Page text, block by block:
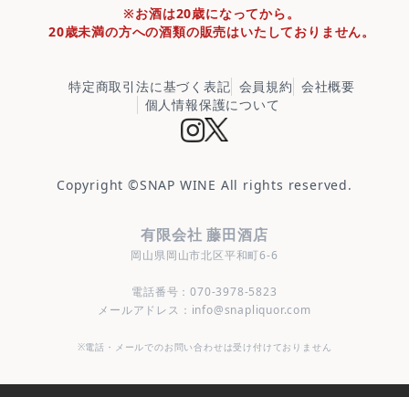
※お酒は20歳になってから。
20歳未満の方への酒類の販売はいたしておりません。
特定商取引法に基づく表記 会員規約 会社概要
個人情報保護について
Copyright ©SNAP WINE All rights reserved.
有限会社 藤田酒店
岡山県岡山市北区平和町6-6
電話番号：070-3978-5823
メールアドレス：info@snapliquor.com
※電話・メールでのお問い合わせは受け付けておりません